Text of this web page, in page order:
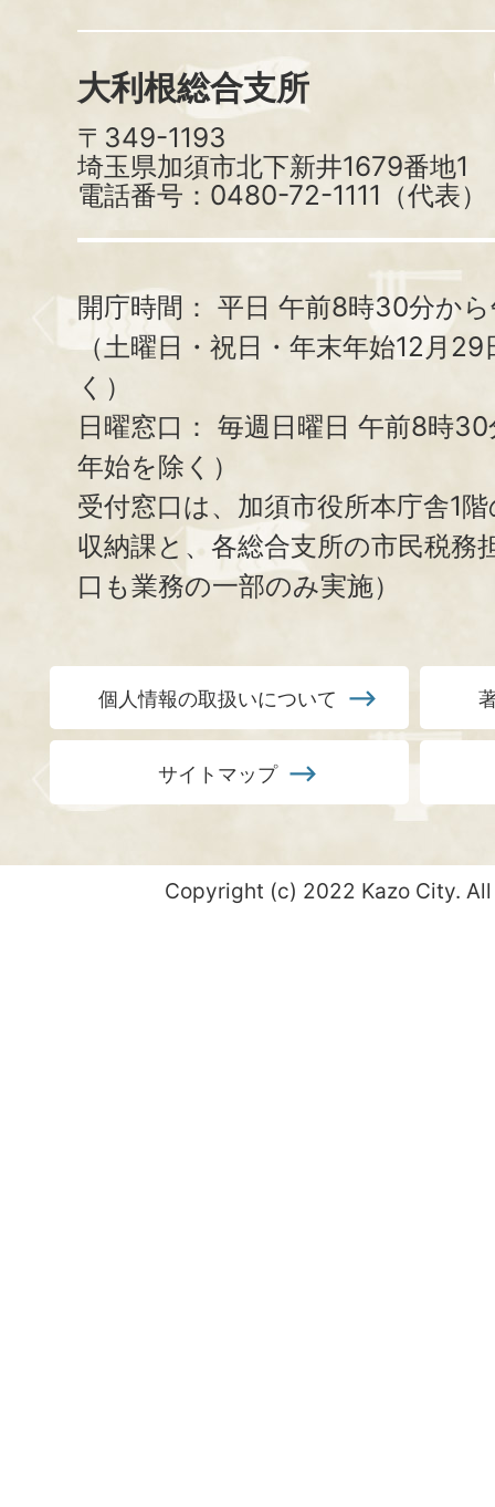
大利根総合支所
〒349-1193
埼玉県加須市北下新井1679番地1
電話番号：0480-72-1111（代表）
開庁時間： 平日 午前8時30分か
（土曜日・祝日・年末年始12月
く）
日曜窓口： 毎週日曜日 午前8時
年始を除く）
受付窓口は、加須市役所本庁舎1
収納課と、 各総合支所の市民税務
口も業務の一部のみ実施）
個人情報の取扱いについて
サイトマップ
Copyright (c) 2022 Kazo City.